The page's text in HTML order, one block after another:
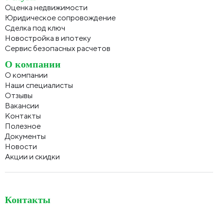
Оценка недвижимости
Юридическое сопровождение
Сделка под ключ
Новостройка в ипотеку
Сервис безопасных расчетов
О компании
О компании
Наши специалисты
Отзывы
Вакансии
Контакты
Полезное
Документы
Новости
Акции и скидки
Контакты